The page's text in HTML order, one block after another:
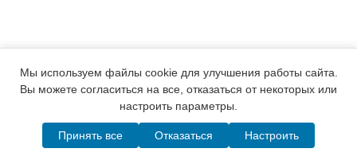
Написать в MAX Telegram WhatsApp Позвонить
Мы используем файлы cookie для улучшения работы сайта.
Вы можете согласиться на все, отказаться от некоторых или
настроить параметры.
Принять все Отказаться Настроить